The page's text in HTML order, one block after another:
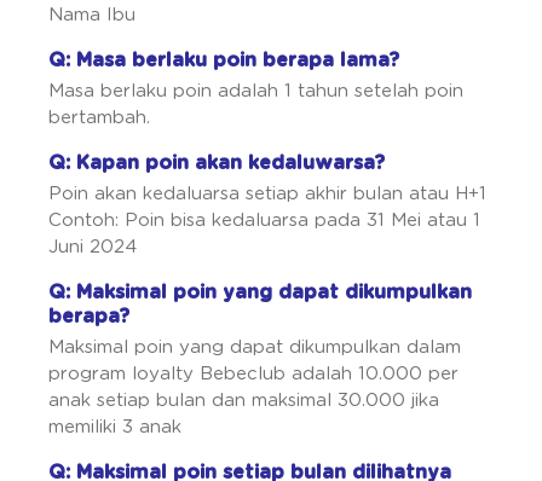
Nama Ibu
Q: Masa berlaku poin berapa lama?
Masa berlaku poin adalah 1 tahun setelah poin
bertambah.
Q: Kapan poin akan kedaluwarsa?
Poin akan kedaluarsa setiap akhir bulan atau H+1
Contoh: Poin bisa kedaluarsa pada 31 Mei atau 1
Juni 2024
Q: Maksimal poin yang dapat dikumpulkan
berapa?
Maksimal poin yang dapat dikumpulkan dalam
program loyalty Bebeclub adalah 10.000 per
anak setiap bulan dan maksimal 30.000 jika
memiliki 3 anak
Q: Maksimal poin setiap bulan dilihatnya